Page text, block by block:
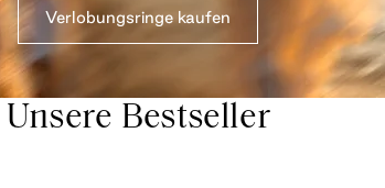
Verlobungsringe kaufen
Unsere Bestseller